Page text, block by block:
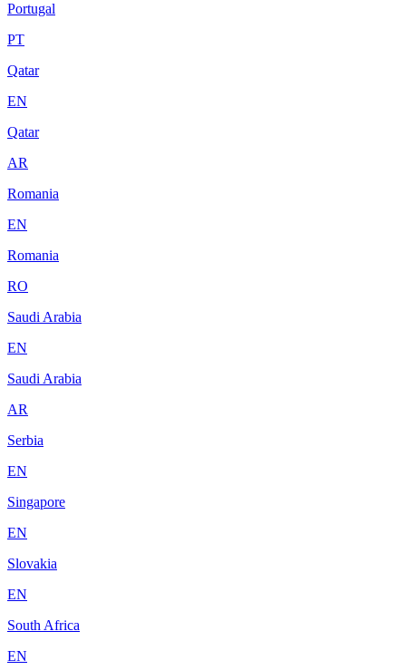
Portugal
PT
Qatar
EN
Qatar
AR
Romania
EN
Romania
RO
Saudi Arabia
EN
Saudi Arabia
AR
Serbia
EN
Singapore
EN
Slovakia
EN
South Africa
EN